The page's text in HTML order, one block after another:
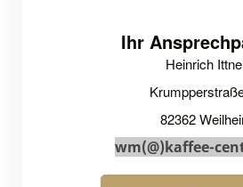
Ihr
Heinrich
82362
wm(@)kaffee-